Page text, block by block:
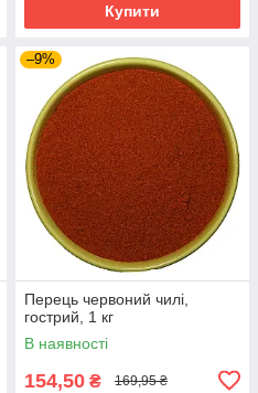
Купити
–9%
Перець червоний чилі,
гострий, 1 кг
В наявності
154,50 ₴ 169,95 ₴